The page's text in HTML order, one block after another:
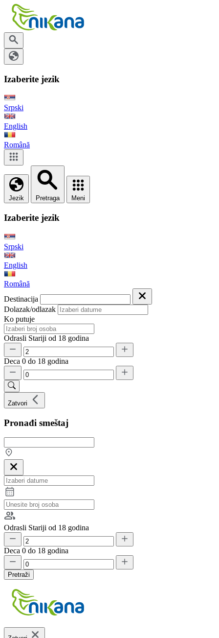
Izaberite jezik
Srpski
English
Română
Jezik Pretraga Meni
Izaberite jezik
Srpski
English
Română
Destinacija
Dolazak/odlazak
Ko putuje
Odrasli Stariji od 18 godina
Deca 0 do 18 godina
Zatvori
Pronađi smeštaj
Odrasli Stariji od 18 godina
Deca 0 do 18 godina
Pretraži